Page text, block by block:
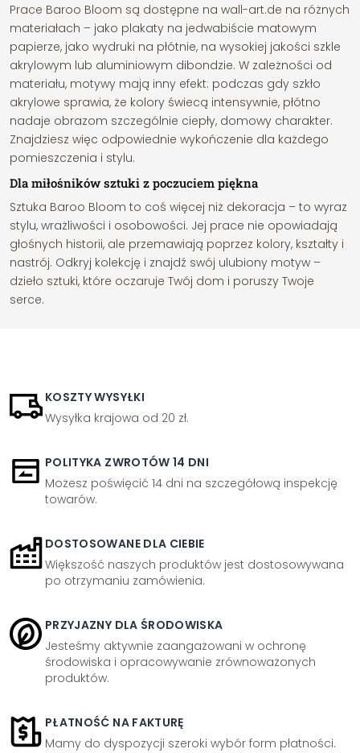
Prace Baroo Bloom są dostępne na wall-art.de na różnych
materiałach – jako plakaty na jedwabiście matowym
papierze, jako wydruki na płótnie, na wysokiej jakości szkle
akrylowym lub aluminiowym dibondzie. W zależności od
materiału, motywy mają inny efekt: podczas gdy szkło
akrylowe sprawia, że kolory świecą intensywnie, płótno
nadaje obrazom szczególnie ciepły, domowy charakter.
Znajdziesz więc odpowiednie wykończenie dla każdego
pomieszczenia i stylu.
Dla miłośników sztuki z poczuciem piękna
Sztuka Baroo Bloom to coś więcej niż dekoracja – to wyraz
stylu, wrażliwości i osobowości. Jej prace nie opowiadają
głośnych historii, ale przemawiają poprzez kolory, kształty i
nastrój. Odkryj kolekcję i znajdź swój ulubiony motyw –
dzieło sztuki, które oczaruje Twój dom i poruszy Twoje
serce.
KOSZTY WYSYŁKI
Wysyłka krajowa od 20 zł.
POLITYKA ZWROTÓW 14 DNI
Możesz poświęcić 14 dni na szczegółową inspekcję
towarów.
DOSTOSOWANE DLA CIEBIE
Większość naszych produktów jest dostosowywana
po otrzymaniu zamówienia.
PRZYJAZNY DLA ŚRODOWISKA
Jesteśmy aktywnie zaangażowani w ochronę
środowiska i opracowywanie zrównoważonych
produktów.
PŁATNOŚĆ NA FAKTURĘ
Mamy do dyspozycji szeroki wybór form płatności.